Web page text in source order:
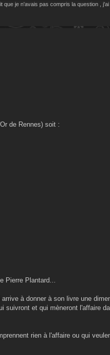
je n'avais pas compris la question ,
de Rennes) soit :
Plantard...
à donner à son livre une
et qui mèneront l'affaire
rien à l'affaire ou qui